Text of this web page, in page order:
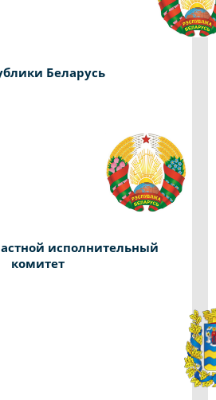
Беларусь
исполнительный
комитет